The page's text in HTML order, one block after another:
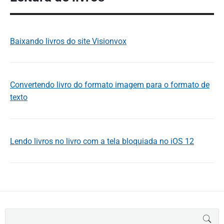
Baixando livros do site Visionvox
Convertendo livro do formato imagem para o formato de
texto
Lendo livros no livro com a tela bloquiada no iOS 12